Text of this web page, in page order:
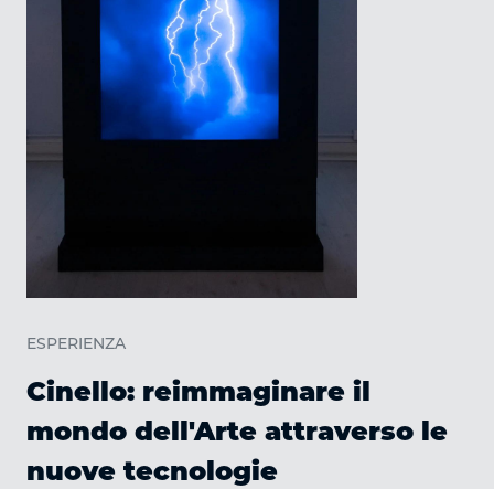
ESPERIENZA
Cinello: reimmaginare il
mondo dell'Arte attraverso le
nuove tecnologie